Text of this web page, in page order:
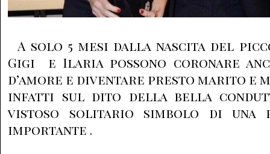
A solo 5 mesi dalla nascita del
Gigi e Ilaria possono coronare
d’amore e diventare presto marito e
infatti sul dito della bella
vistoso solitario simbolo di una
importante .